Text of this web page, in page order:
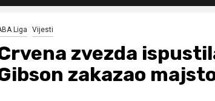
Liga Vijesti
zvezda
zakazao